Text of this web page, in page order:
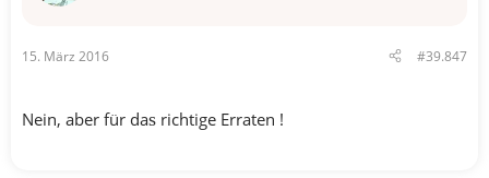
15. März 2016 #39.847
Nein, aber für das richtige Erraten !